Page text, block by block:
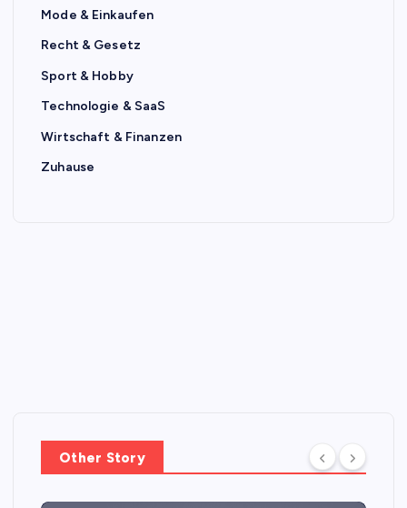
Mode & Einkaufen
Recht & Gesetz
Sport & Hobby
Technologie & SaaS
Wirtschaft & Finanzen
Zuhause
Other Story